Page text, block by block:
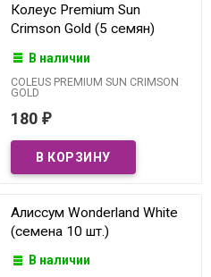
Колеус Premium Sun
Crimson Gold (5 семян)
В наличии
COLEUS PREMIUM SUN CRIMSON
GOLD
180 ₽
Алиссум Wonderland White
(семена 10 шт.)
В наличии